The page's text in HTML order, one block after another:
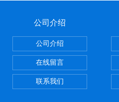
公司介绍
公司介绍
在线留言
联系我们